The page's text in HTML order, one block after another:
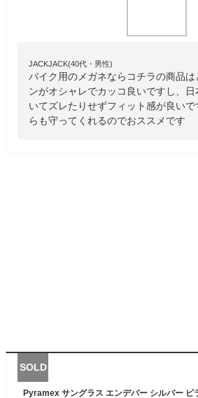
JACKJACK(40代・男性)
バイク用のメガネならコチラの商品
ンがオシャレでカッコ良いですし、
いてズレたりせずフィット感が良い
らも守ってくれるのでおススメです
SOLD